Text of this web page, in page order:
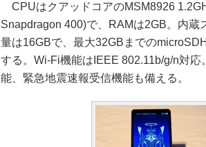
CPUはクアッドコアのMSM8926
Snapdragon 400)で、RAMは2GB。内蔵
量は16GBで、最大32GBまでの
する。Wi-Fi機能はIEEE 802.11b/g/n対
能、緊急地震速報受信機能も備える。